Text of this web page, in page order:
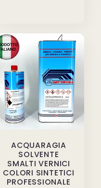
ACQUARAGIA
SOLVENTE
SMALTI VERNICI
COLORI SINTETICI
PROFESSIONALE